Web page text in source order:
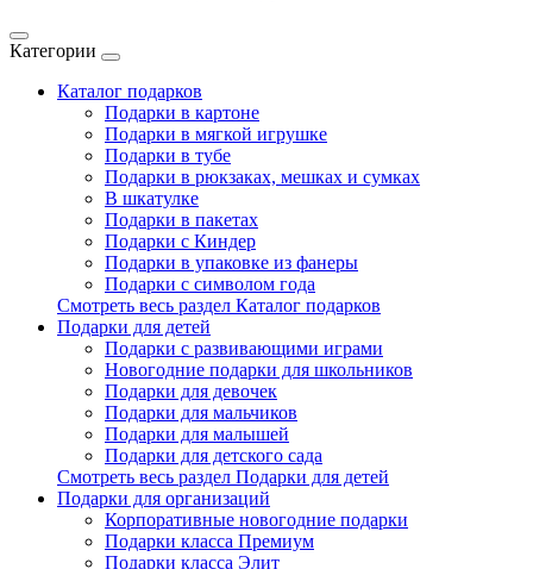
Категории
Каталог подарков
Подарки в картоне
Подарки в мягкой игрушке
Подарки в тубе
Подарки в рюкзаках, мешках и сумках
В шкатулке
Подарки в пакетах
Подарки с Киндер
Подарки в упаковке из фанеры
Подарки с символом года
Смотреть весь раздел Каталог подарков
Подарки для детей
Подарки с развивающими играми
Новогодние подарки для школьников
Подарки для девочек
Подарки для мальчиков
Подарки для малышей
Подарки для детского сада
Смотреть весь раздел Подарки для детей
Подарки для организаций
Корпоративные новогодние подарки
Подарки класса Премиум
Подарки класса Элит